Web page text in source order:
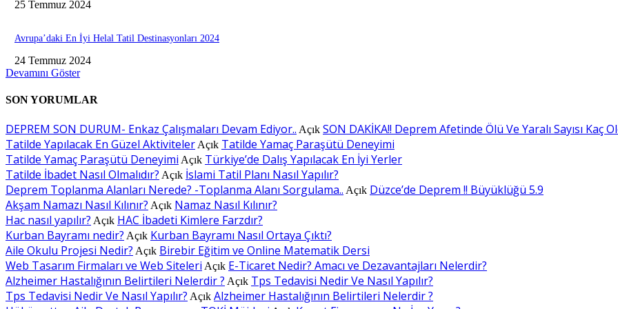
25 Temmuz 2024
Avrupa’daki En İyi Helal Tatil Destinasyonları 2024
24 Temmuz 2024
Devamını Göster
SON YORUMLAR
DEPREM SON DURUM- Enkaz Çalışmaları Devam Ediyor.. Açık SON DAKİKA!! Deprem Afetinde Ölü Ve Yaralı Sayısı Kaç
Tatilde Yapılacak En Güzel Aktiviteler Açık Tatilde Yamaç Paraşütü Deneyimi
Tatilde Yamaç Paraşütü Deneyimi Açık Türkiye’de Dalış Yapılacak En İyi Yerler
Tatilde İbadet Nasıl Olmalıdır? Açık İslami Tatil Planı Nasıl Yapılır?
Deprem Toplanma Alanları Nerede? -Toplanma Alanı Sorgulama.. Açık Düzce’de Deprem !! Büyüklüğü 5.9
Akşam Namazı Nasıl Kılınır? Açık Namaz Nasıl Kılınır?
Hac nasıl yapılır? Açık HAC İbadeti Kimlere Farzdır?
Kurban Bayramı nedir? Açık Kurban Bayramı Nasıl Ortaya Çıktı?
Aile Okulu Projesi Nedir? Açık Birebir Eğitim ve Online Matematik Dersi
Web Tasarım Firmaları ve Web Siteleri Açık E-Ticaret Nedir? Amacı ve Dezavantajları Nelerdir?
Alzheimer Hastalığının Belirtileri Nelerdir ? Açık Tps Tedavisi Nedir Ve Nasıl Yapılır?
Tps Tedavisi Nedir Ve Nasıl Yapılır? Açık Alzheimer Hastalığının Belirtileri Nelerdir ?